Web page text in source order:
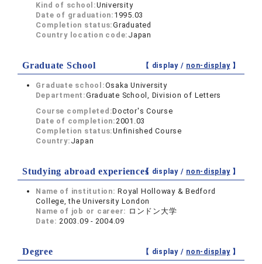
Kind of school:University
Date of graduation: 1995.03
Completion status:Graduated
Country location code: Japan
Graduate School 【 display / non-display】
Graduate school:Osaka University
Department:Graduate School, Division of Letters
Course completed:Doctor's Course
Date of completion:2001.03
Completion status:Unfinished Course
Country: Japan
Studying abroad experiences【 display / non-display】
Name of institution:Royal Holloway & Bedford
College, the University London
Name of job or career: ロンドン大学
Date:2003.09 - 2004.09
Degree 【 display / non-display】